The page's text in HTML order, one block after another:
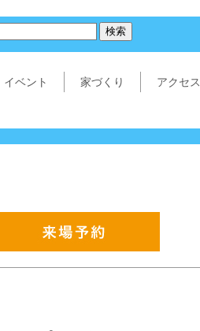
イベント 家づくり アクセス